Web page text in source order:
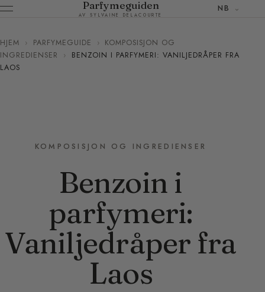
Parfymeguiden
AV SYLVAINE DELACOURTE
NB
HJEM › PARFYMEGUIDE › KOMPOSISJON OG
INGREDIENSER
›
BENZOIN I PARFYMERI: VANILJEDRÅPER FRA
LAOS
KOMPOSISJON OG INGREDIENSER
Benzoin i
parfymeri:
Vaniljedråper fra
Laos